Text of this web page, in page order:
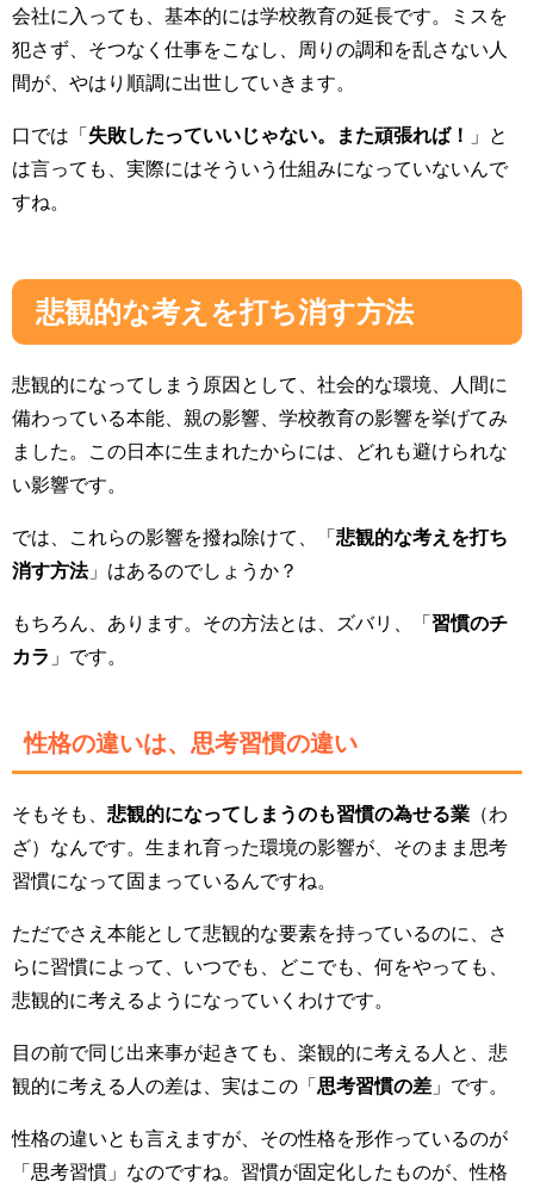
会社に入っても、基本的には学校教育の延長です。ミスを
犯さず、そつなく仕事をこなし、周りの調和を乱さない人
間が、やはり順調に出世していきます。
口では「 失敗したっていいじゃない。また頑張れば！
」と
は言っても、実際にはそういう仕組みになっていないんで
すね。
悲観的な考えを打ち消す方法
悲観的になってしまう原因として、社会的な環境、人間に
備わっている本能、親の影響、学校教育の影響を挙げてみ
ました。この日本に生まれたからには、どれも避けられな
い影響です。
では、これらの影響を撥ね除けて、「 悲観的な考えを打ち
消す方法」はあるのでしょうか？
もちろん、あります。その方法とは、ズバリ、「 習慣のチ
カラ 」です。
性格の違いは、思考習慣の違い
そもそも、 悲観的になってしまうのも習慣の為せる業 （わ
ざ）なんです。生まれ育った環境の影響が、そのまま思考
習慣になって固まっているんですね。
ただでさえ本能として悲観的な要素を持っているのに、さ
らに習慣によって、いつでも、どこでも、何をやっても、
悲観的に考えるようになっていくわけです。
目の前で同じ出来事が起きても、楽観的に考える人と、悲
観的に考える人の差は、実はこの「 思考習慣の差 」です。
性格の違いとも言えますが、その性格を形作っているのが
「思考習慣」なのですね。習慣が固定化したものが、性格